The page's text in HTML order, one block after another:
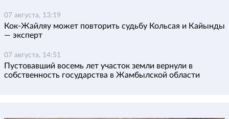
07 августа, 13:19
Кок-Жайляу может повторить судьбу Кольсая и Кайынды
— эксперт
07 августа, 14:51
Пустовавший восемь лет участок земли вернули в
собственность государства в Жамбылской области